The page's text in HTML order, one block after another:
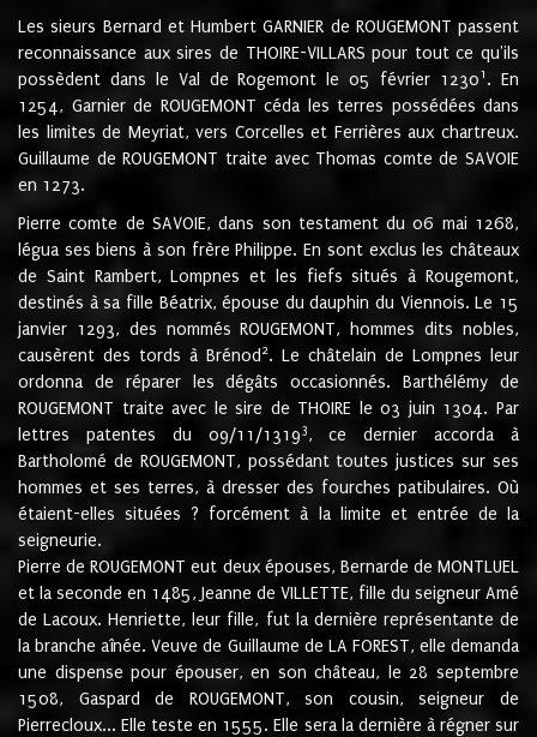
Les sieurs Bernard et Humbert GARNIER de ROUGEMONT passent
reconnaissance aux sires de THOIRE-VILLARS pour tout ce qu'ils
possèdent dans le Val de Rogemont le 05 février 12301 . En
1254, Garnier de ROUGEMONT céda les terres possédées dans
les limites de Meyriat, vers Corcelles et Ferrières aux chartreux.
Guillaume de ROUGEMONT traite avec Thomas comte de SAVOIE
en 1273.
Pierre comte de SAVOIE, dans son testament du 06 mai 1268,
légua ses biens à son frère Philippe. En sont exclus les châteaux
de Saint Rambert, Lompnes et les fiefs situés à Rougemont,
destinés à sa fille Béatrix, épouse du dauphin du Viennois. Le 15
janvier 1293, des nommés ROUGEMONT, hommes dits nobles,
causèrent des tords à Brénod 2. Le châtelain de Lompnes leur
ordonna de réparer les dégâts occasionnés. Barthélémy de
ROUGEMONT traite avec le sire de THOIRE le 03 juin 1304. Par
lettres patentes du 09/11/13193, ce dernier accorda à
Bartholomé de ROUGEMONT, possédant toutes justices sur ses
hommes et ses terres, à dresser des fourches patibulaires. Où
étaient-elles situées ? forcément à la limite et entrée de la
seigneurie.
Pierre de ROUGEMONT eut deux épouses, Bernarde de MONTLUEL
et la seconde en 1485, Jeanne de VILLETTE, fille du seigneur Amé
de Lacoux. Henriette, leur fille, fut la dernière représentante de
la branche aînée. Veuve de Guillaume de LA FOREST, elle demanda
une dispense pour épouser, en son château, le 28 septembre
1508, Gaspard de ROUGEMONT, son cousin, seigneur de
Pierrecloux... Elle teste en 1555. Elle sera la dernière à régner sur